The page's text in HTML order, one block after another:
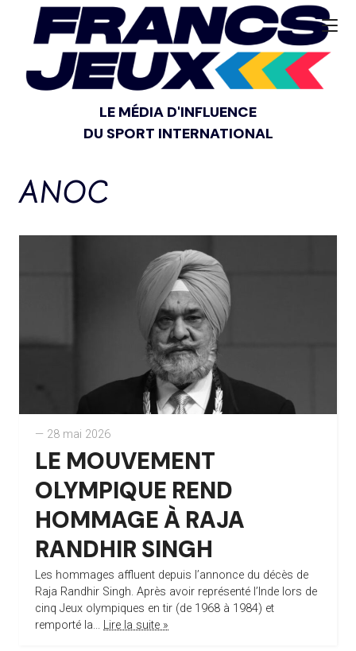
LE MÉDIA D'INFLUENCE
DU SPORT INTERNATIONAL
ANOC
— 28 mai 2026
LE MOUVEMENT
OLYMPIQUE REND
HOMMAGE À RAJA
RANDHIR SINGH
Les hommages affluent depuis l’annonce du décès de
Raja Randhir Singh. Après avoir représenté l’Inde lors de
cinq Jeux olympiques en tir (de 1968 à 1984) et
remporté la... Lire la suite »